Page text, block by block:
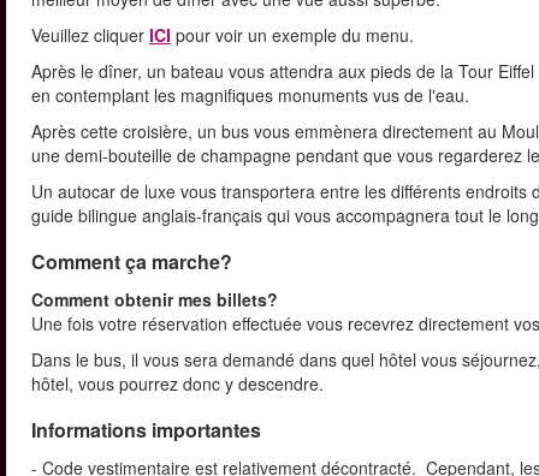
Veuillez cliquer ICI pour voir un exemple du menu.
Après le dîner, un bateau vous attendra aux pieds de la Tour
en contemplant les magnifiques monuments vus de l'eau.
Après cette croisière, un bus vous emmènera directement au
une demi-bouteille de champagne pendant que vous regarderez
Un autocar de luxe vous transportera entre les différents
guide bilingue anglais-français qui vous accompagnera tout le
Comment ça marche?
Comment obtenir mes billets?
Une fois votre réservation effectuée vous recevrez directement
Dans le bus, il vous sera demandé dans quel hôtel vous
hôtel, vous pourrez donc y descendre.
Informations importantes
- Code vestimentaire est relativement décontracté. Cependant,